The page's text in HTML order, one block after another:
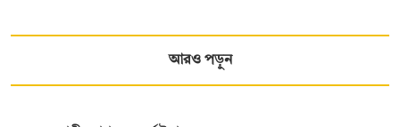
আরও পড়ুন